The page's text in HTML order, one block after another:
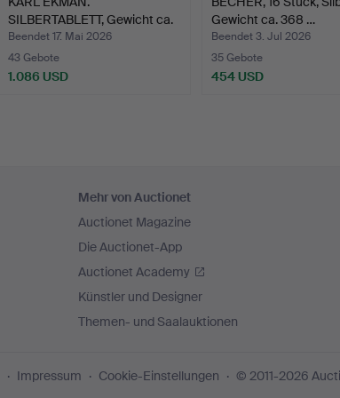
SILBERTABLETT, Gewicht ca.
735…
Beendet 17. Mai 2026
43 Gebote
1.086 USD
Gewicht ca. 368 …
Beendet 3. Jul 2026
35 Gebote
454 USD
Mehr von Auctionet
Auctionet Magazine
Die Auctionet-App
Auctionet Academy
Künstler und Designer
Themen- und Saalauktionen
Impressum Cookie-Einstellungen © 2011-2026